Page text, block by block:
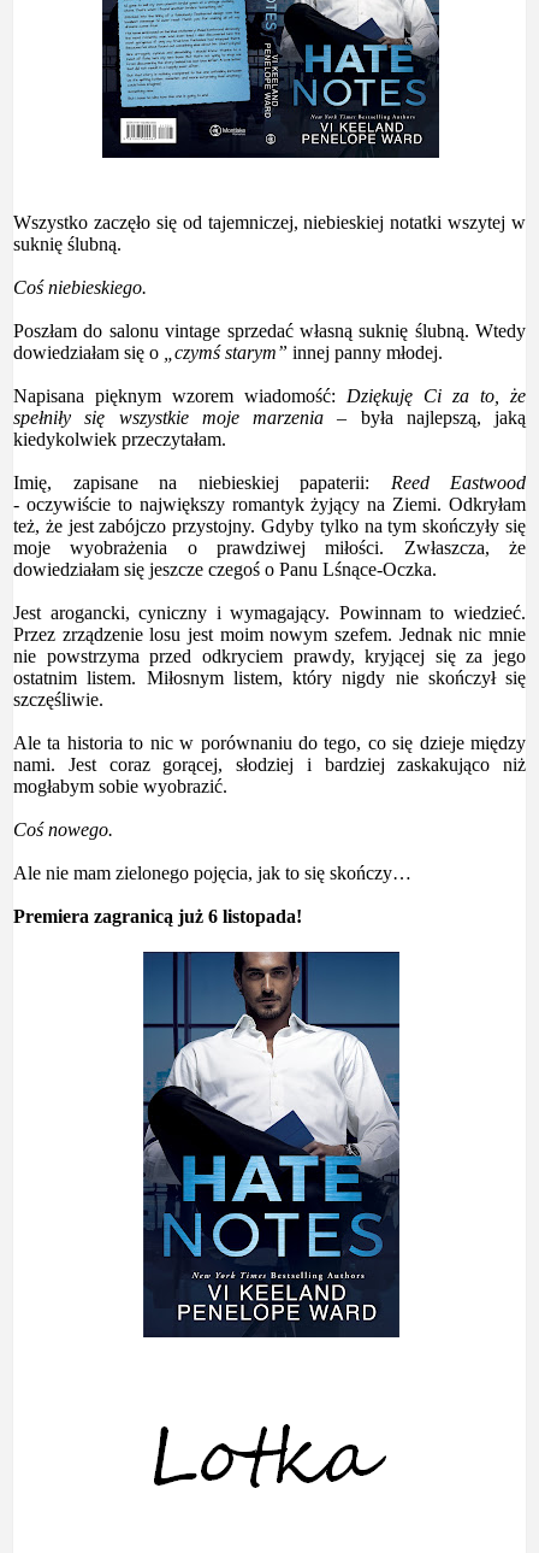
Wszystko zaczęło się od tajemniczej, niebieskiej notatki wszytej w
suknię ślubną.
Coś niebieskiego.
Poszłam do salonu vintage sprzedać własną suknię ślubną. Wtedy
dowiedziałam się o
„czymś starym” innej panny młodej.
Napisana pięknym wzorem wiadomość: Dziękuję Ci za to, że
spełniły się wszystkie moje marzenia– była najlepszą, jaką
kiedykolwiek przeczytałam.
Imię, zapisane na niebieskiej papaterii: Reed Eastwood
- oczywiście to największy romantyk żyjący na Ziemi. Odkryłam
też, że jest zabójczo przystojny. Gdyby tylko na tym skończyły się
moje wyobrażenia o prawdziwej miłości. Zwłaszcza, że
dowiedziałam się jeszcze czegoś o Panu Lśnące-Oczka.
Jest arogancki, cyniczny i wymagający. Powinnam to wiedzieć.
Przez zrządzenie losu jest moim nowym szefem. Jednak nic mnie
nie powstrzyma przed odkryciem prawdy, kryjącej się za jego
ostatnim listem. Miłosnym listem, który nigdy nie skończył się
szczęśliwie.
Ale ta historia to nic w porównaniu do tego, co się dzieje między
nami. Jest coraz gorącej, słodziej i bardziej zaskakująco niż
mogłabym sobie wyobrazić.
Coś nowego.
Ale nie mam zielonego pojęcia, jak to się skończy…
Premiera zagranicą już 6 listopada!